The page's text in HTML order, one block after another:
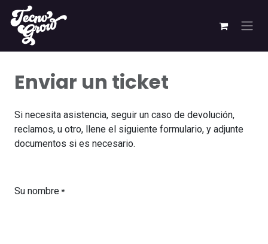
Ir al contenido
Enviar un ticket
Si necesita asistencia, seguir un caso de devolución,
reclamos, u otro, llene el siguiente formulario, y adjunte
documentos si es necesario.
Su nombre*